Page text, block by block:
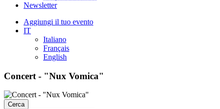
Newsletter
Aggiungi il tuo evento
IT
Italiano
Français
English
Concert - "Nux Vomica"
Cerca